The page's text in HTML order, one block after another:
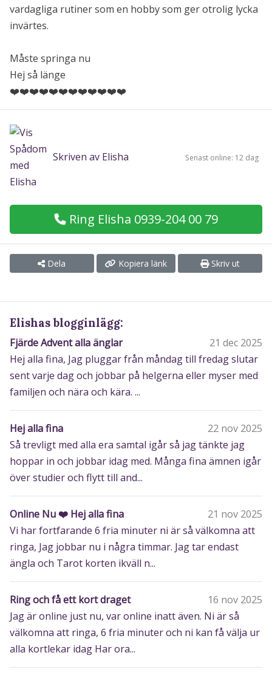
vardagliga rutiner som en hobby som ger otrolig lycka
invärtes.
Måste springa nu
Hej så länge
❤️❤️❤️❤️❤️❤️❤️❤️❤️❤️❤️❤️
Skriven av Elisha Senast online: 12 dag
Ring Elisha 0939-204 00 79
Dela Kopiera länk Skriv ut
Elishas blogginlägg:
Fjärde Advent alla änglar
21 dec 2025
Hej alla fina, Jag pluggar från måndag till fredag slutar
sent varje dag och jobbar på helgerna eller myser med
familjen och nära och kära. ...
Hej alla fina
22 nov 2025
Så trevligt med alla era samtal igår så jag tänkte jag
hoppar in och jobbar idag med. Många fina ämnen igår
över studier och flytt till and...
Online Nu ❤️ Hej alla fina
21 nov 2025
Vi har fortfarande 6 fria minuter ni är så välkomna att
ringa, Jag jobbar nu i några timmar. Jag tar endast
ängla och Tarot korten ikväll n...
Ring och få ett kort draget
16 nov 2025
Jag är online just nu, var online inatt även. Ni är så
välkomna att ringa, 6 fria minuter och ni kan få välja ur
alla kortlekar idag Har ora...